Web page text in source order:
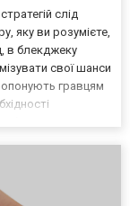
слід
яку ви розумієте,
в блекджеку
свої шанси
гравцям